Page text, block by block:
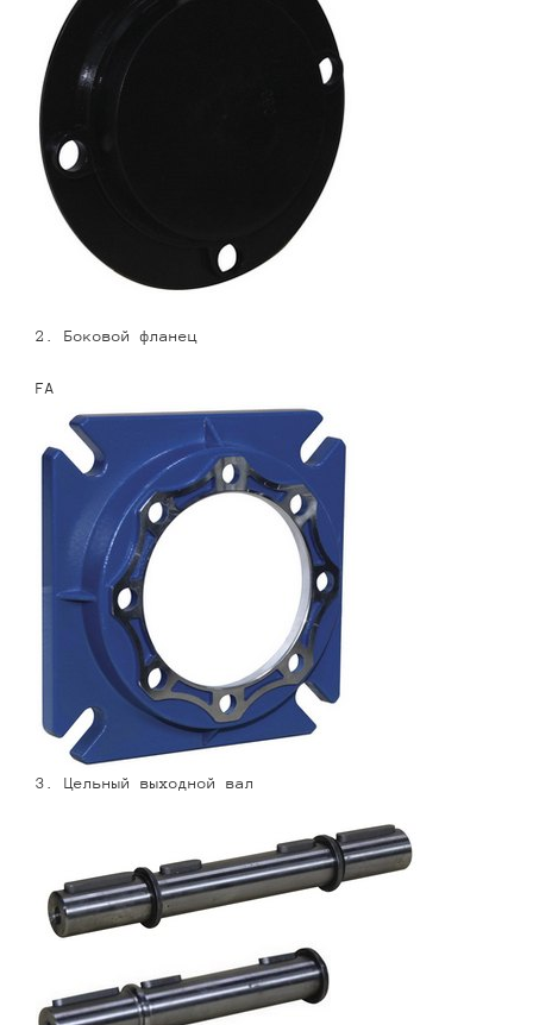
2. Боковой фланец
FA
3. Цельный выходной вал